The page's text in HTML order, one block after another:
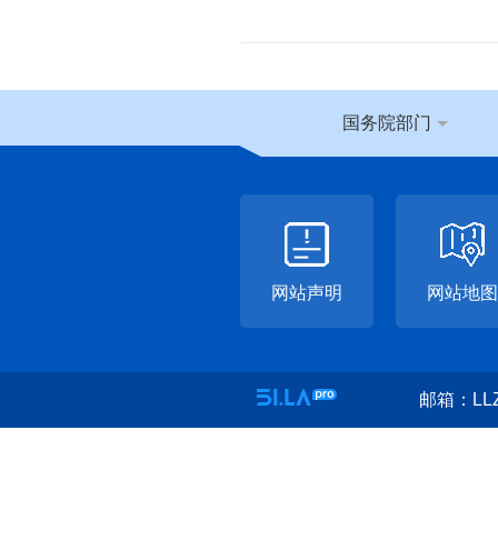
国务院部门
网站声明 网站地图
邮箱：